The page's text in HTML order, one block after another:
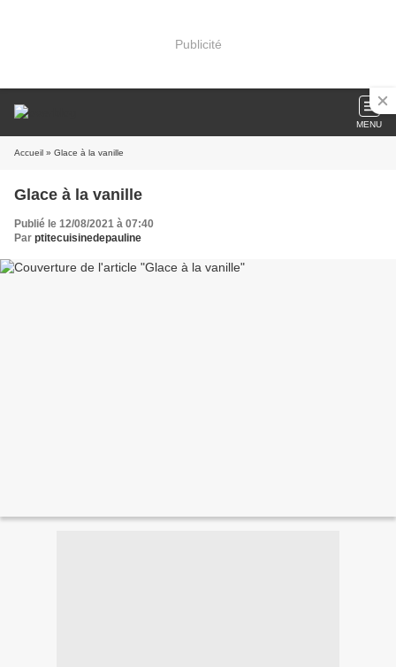
Publicité
MENU
Accueil » Glace à la vanille
Glace à la vanille
Publié le 12/08/2021 à 07:40
Par ptitecuisinedepauline